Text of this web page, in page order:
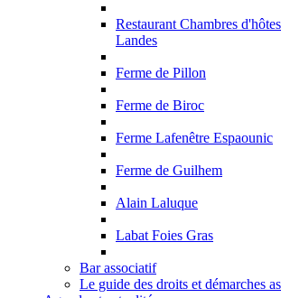
Restaurant Chambres
Landes
Ferme de Pillon
Ferme de Biroc
Ferme Lafenêtre Espaounic
Ferme de Guilhem
Alain Laluque
Labat Foies Gras
Bar associatif
Le guide des droits et démarches